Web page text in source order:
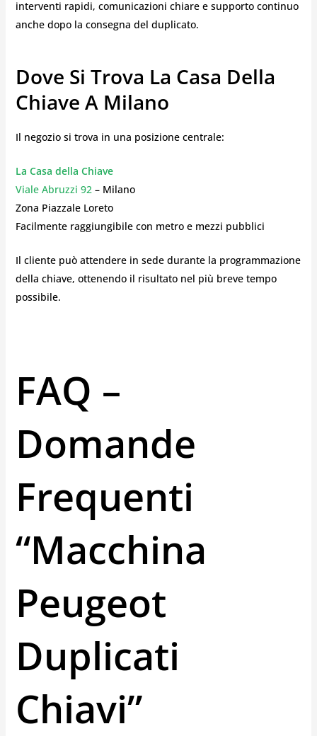
interventi rapidi, comunicazioni chiare e supporto continuo
anche dopo la consegna del duplicato.
Dove Si Trova La Casa Della
Chiave A Milano
Il negozio si trova in una posizione centrale:
La Casa della Chiave
Viale Abruzzi 92– Milano
Zona Piazzale Loreto
Facilmente raggiungibile con metro e mezzi pubblici
Il cliente può attendere in sede durante la programmazione
della chiave, ottenendo il risultato nel più breve tempo
possibile.
FAQ –
Domande
Frequenti
“macchina
Peugeot
Duplicati
Chiavi”